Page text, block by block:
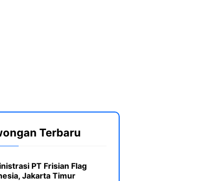
Terbaru
PT Frisian Flag
Jakarta Timur